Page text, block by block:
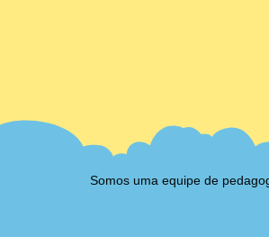
Somos uma equipe de